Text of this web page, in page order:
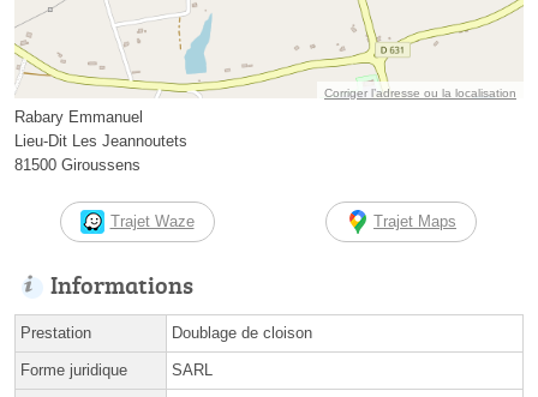
Corriger l’adresse ou la localisation
Rabary Emmanuel
Lieu-Dit Les Jeannoutets
81500 Giroussens
Trajet Waze Trajet Maps
Informations
Prestation Doublage de cloison
Forme juridique SARL